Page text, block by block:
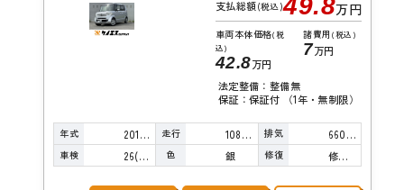
支払総額(税込) 万円
車両本体価格(税
込)
42.8万円
諸費用 (税込)
7万円
法定整備：整備無
保証：保証付 （1年・無制限）
年式 2015年 走行 108,000km 排気 660cc
車検 26(R8)/10 色 銀 修復 修復歴無し